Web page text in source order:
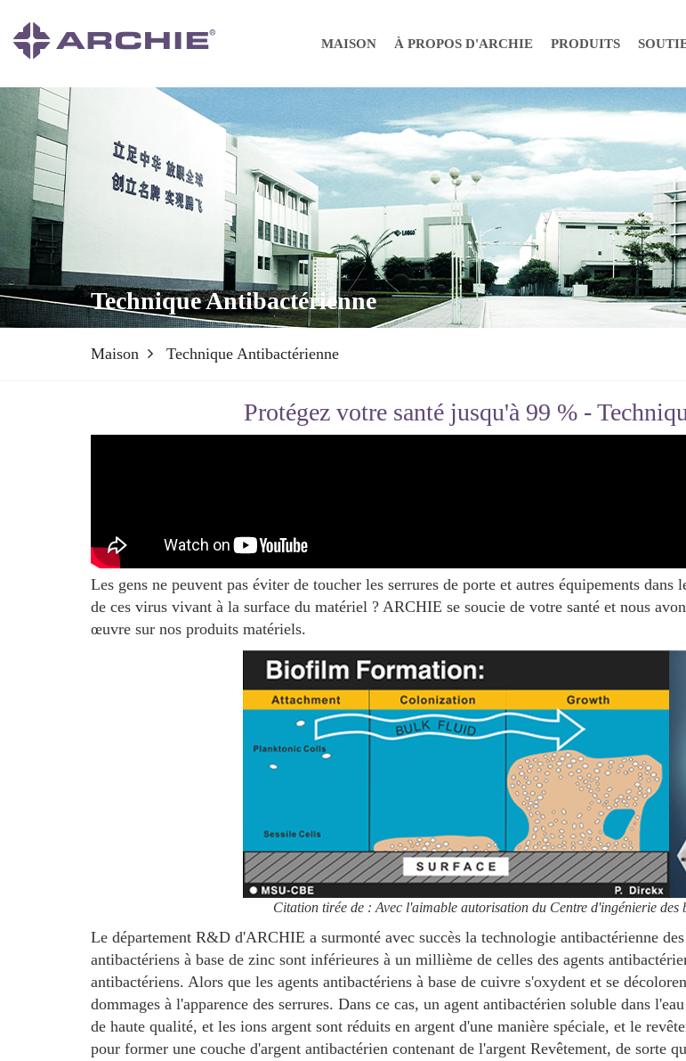
MAISON À PROPOS D'ARCHIE PRODUITS
Technique Antibactérienne
Maison Technique Antibactérienne
Protégez votre santé jusqu'à 99 % -
Les gens ne peuvent pas éviter de toucher les serrures de porte et autres équipements
de ces virus vivant à la surface du matériel ? ARCHIE se soucie de votre santé et nous
œuvre sur nos produits matériels.
Citation tirée de : Avec l'aimable autorisation du Centre d'ingénierie
Le département R&D d'ARCHIE a surmonté avec succès la technologie antibactérienne
antibactériens à base de zinc sont inférieures à un millième de celles des agents
antibactériens. Alors que les agents antibactériens à base de cuivre s'oxydent et se
dommages à l'apparence des serrures. Dans ce cas, un agent antibactérien soluble dans
de haute qualité, et les ions argent sont réduits en argent d'une manière spéciale, et le
pour former une couche d'argent antibactérien contenant de l'argent Revêtement, de sorte